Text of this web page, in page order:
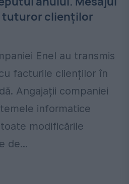
tuturor clienților
Enel au transmis
facturile clienților în
Angajații companiei
informatice
modificările
de...